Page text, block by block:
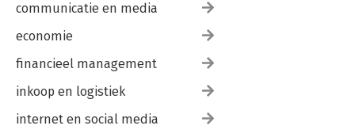
communicatie en media
economie
financieel management
inkoop en logistiek
internet en social media